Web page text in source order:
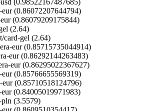
eur (0.86072207644794)
(0.86079209175844)
(2.64)
card-gel (2.64)
eur (0.85715735044914)
eur (0.86292144263483)
eur (0.86295022367627)
eur (0.85766655569319)
eur (0.85710518124796)
(0.84005019971983)
pln (3.5579)